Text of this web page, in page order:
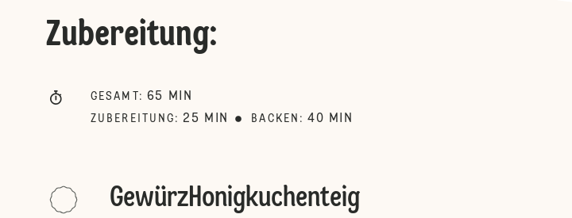
Zubereitung:
GESAMT : 65 MIN
ZUBEREITUNG : 25 MIN BACKEN : 40 MIN
GewürzHonigkuchenteig